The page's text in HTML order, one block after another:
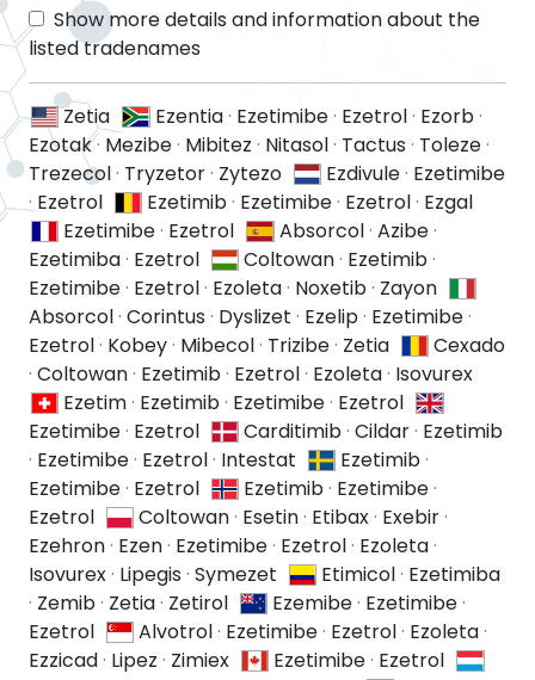
Show more details and information about the
listed tradenames
Zetia Ezentia· Ezetimibe· Ezetrol· Ezorb·
Ezotak· Mezibe· Mibitez · Nitasol· Tactus · Toleze·
Trezecol· Tryzetor· Zytezo Ezdivule· Ezetimibe
· Ezetrol Ezetimib· Ezetimibe· Ezetrol· Ezgal
Ezetimibe· Ezetrol Absorcol· Azibe·
Ezetimiba· Ezetrol Coltowan· Ezetimib·
Ezetimibe· Ezetrol· Ezoleta· Noxetib· Zayon
Absorcol· Corintus · Dyslizet · Ezelip· Ezetimibe·
Ezetrol· Kobey· Mibecol· Trizibe· Zetia
Cexado
· Coltowan· Ezetimib· Ezetrol· Ezoleta· Isovurex
Ezetim· Ezetimib· Ezetimibe· Ezetrol
Ezetimibe· Ezetrol Carditimib·Cildar· Ezetimib
· Ezetimibe· Ezetrol· Intestat Ezetimib·
Ezetimibe· Ezetrol Ezetimib· Ezetimibe·
Ezetrol
Coltowan· Esetin· Etibax· Exebir·
Ezehron· Ezen· Ezetimibe· Ezetrol· Ezoleta·
Isovurex· Lipegis · Symezet Etimicol· Ezetimiba
· Zemib· Zetia· Zetirol Ezemibe· Ezetimibe·
Ezetrol
Alvotrol· Ezetimibe· Ezetrol· Ezoleta·
Ezzicad· Lipez · Zimiex Ezetimibe· Ezetrol